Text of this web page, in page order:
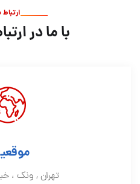
ارتباط
با ما در
تهران , ونک ،